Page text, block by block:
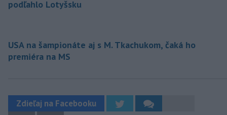
podľahlo Lotyšsku
USA na šampionáte aj s M. Tkachukom, čaká ho
premiéra na MS
Zdieľaj na Facebooku